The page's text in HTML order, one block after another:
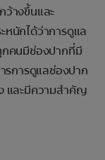
างขึ้นและ
นักได้ว่าการดูแล
กคนมีช่องปากที่มี
รการดูแลช่องปาก
และมีความสำคัญ